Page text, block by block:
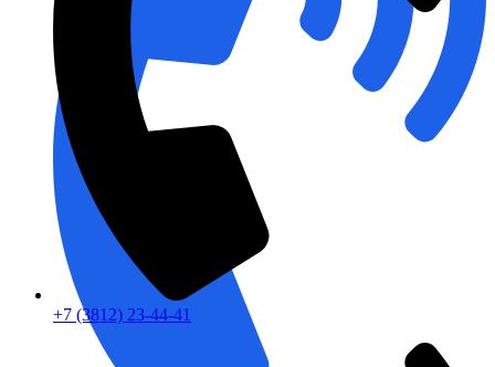
+7 (3812) 23-44-41